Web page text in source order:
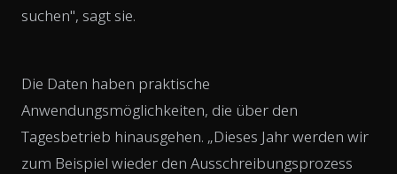
suchen", sagt sie.
Die Daten haben praktische
Anwendungsmöglichkeiten, die über den
Tagesbetrieb hinausgehen. „Dieses Jahr werden wir
zum Beispiel wieder den Ausschreibungsprozess